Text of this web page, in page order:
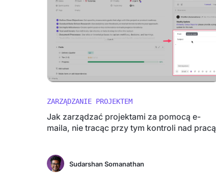
ZARZĄDZANIE PROJEKTEM
Jak zarządzać projektami za pomocą e-
maila, nie tracąc przy tym kontroli nad pracą
Sudarshan Somanathan